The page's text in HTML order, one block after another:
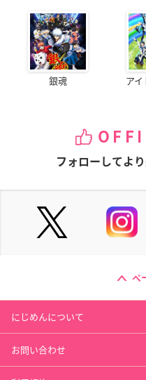
銀魂 ア
フォローしてよ
ペ
にじめんについて
お問い合わせ